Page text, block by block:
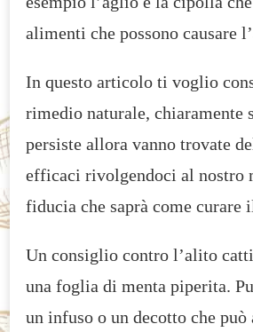
alimenti che possono causare
In questo articolo ti voglio
rimedio naturale, chiaramente
persiste allora vanno trovate
efficaci rivolgendoci al nostro
fiducia che saprà come curare
Un consiglio contro l’alito
una foglia di menta piperita.
un infuso o un decotto che può